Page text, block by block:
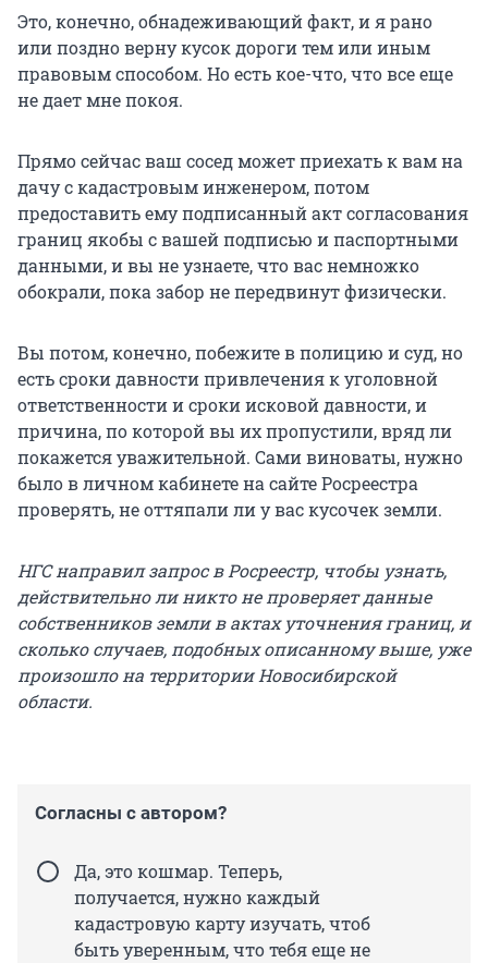
Это, конечно, обнадеживающий факт, и я рано
или поздно верну кусок дороги тем или иным
правовым способом. Но есть кое-что, что все еще
не дает мне покоя.
Прямо сейчас ваш сосед может приехать к вам на
дачу с кадастровым инженером, потом
предоставить ему подписанный акт согласования
границ якобы с вашей подписью и паспортными
данными, и вы не узнаете, что вас немножко
обокрали, пока забор не передвинут физически.
Вы потом, конечно, побежите в полицию и суд, но
есть сроки давности привлечения к уголовной
ответственности и сроки исковой давности, и
причина, по которой вы их пропустили, вряд ли
покажется уважительной. Сами виноваты, нужно
было в личном кабинете на сайте Росреестра
проверять, не оттяпали ли у вас кусочек земли.
НГС направил запрос в Росреестр, чтобы узнать,
действительно ли никто не проверяет данные
собственников земли в актах уточнения границ, и
сколько случаев, подобных описанному выше, уже
произошло на территории Новосибирской
области.
Согласны с автором?
Да, это кошмар. Теперь,
получается, нужно каждый
кадастровую карту изучать, чтоб
быть уверенным, что тебя еще не